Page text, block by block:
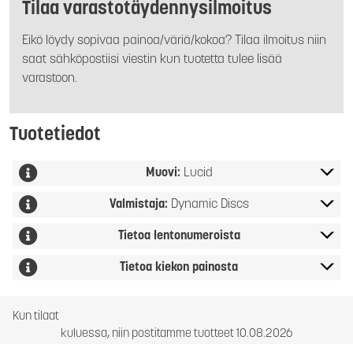
Tilaa varastotäydennysilmoitus
Eikö löydy sopivaa painoa/väriä/kokoa? Tilaa ilmoitus niin
saat sähköpostiisi viestin kun tuotetta tulee lisää
varastoon.
Tuotetiedot
Muovi: Lucid
Valmistaja: Dynamic Discs
Tietoa lentonumeroista
Tietoa kiekon painosta
Kun tilaat
kuluessa, niin postitamme tuotteet 10.08.2026